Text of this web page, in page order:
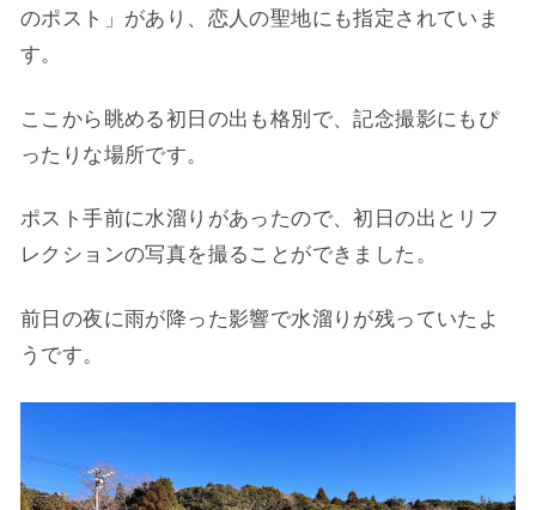
のポスト」があり、恋人の聖地にも指定されていま
す。
ここから眺める初日の出も格別で、記念撮影にもぴ
ったりな場所です。
ポスト手前に水溜りがあったので、初日の出とリフ
レクションの写真を撮ることができました。
前日の夜に雨が降った影響で水溜りが残っていたよ
うです。